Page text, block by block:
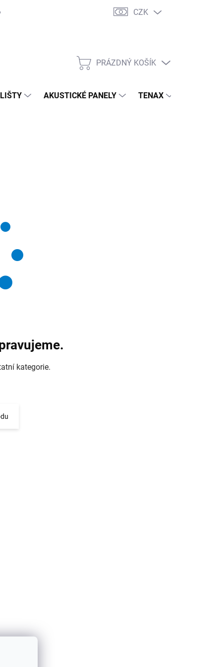
CZK
NÁKUPNÍ
PRÁZDNÝ KOŠÍK
AKUSTICKÉ PANELY TENAX
kategorie.